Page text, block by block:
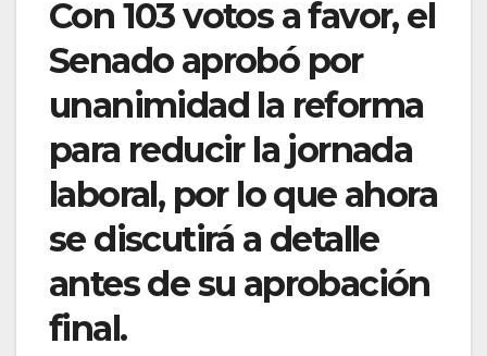
Con 103 votos a favor, el
Senado aprobó por
unanimidad la reforma
para reducir la jornada
laboral, por lo que ahora
se discutirá a detalle
antes de su aprobación
final.